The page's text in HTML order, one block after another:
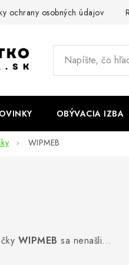
ochrany osobných údajov
OBÝVACIA IZBA
WIPMEB
WIPMEB sa nenašli...